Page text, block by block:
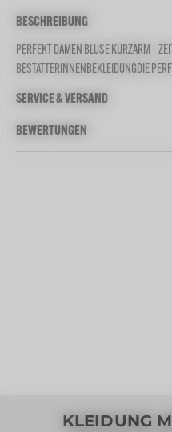
BESCHREIBUNG
PERFEKT DAMEN BLUSE KURZARM –
BESTATTERINNENBEKLEIDUNGDIE
SERVICE & VERSAND
BEWERTUNGEN
KLEIDUNG